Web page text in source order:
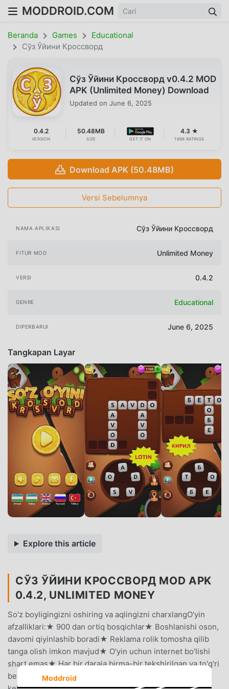
MODDROID.COM
Beranda Games
Educational
Сўз Ўйини Кроссворд
Сўз Ўйини Кроссворд v0.4.2 MOD
APK (Unlimited Money) Download
Updated on June 6, 2025
0.4.2
VERSION
50.48MB
SIZE GET IT ON
4.3 ★
1698 RATINGS
Download APK (50.48MB)
Versi Sebelumnya
NAMA APLIKASI Сўз Ўйини Кроссворд
FITUR MOD Unlimited Money
VERSI 0.4.2
GENRE Educational
DIPERBARUI June 6, 2025
Tangkapan Layar
Explore this article
СЎЗ ЎЙИНИ КРОССВОРД MOD APK
0.4.2, UNLIMITED MONEY
So'z boyligingizni oshiring va aqlingizni charxlangO'yin
afzalliklari:★ 900 dan ortiq bosqichlar★ Boshlanishi oson,
davomi qiyinlashib boradi★ Reklama rolik tomosha qilib
tanga olish imkon mavjud★ O'yin uchun internet bo'lishi
shart emas★ Har bir daraja birma-bir tekshirilgan va to'g'ri
berilgan★ Har qanday yoshdagilar uchun ma'qul
Moddroid